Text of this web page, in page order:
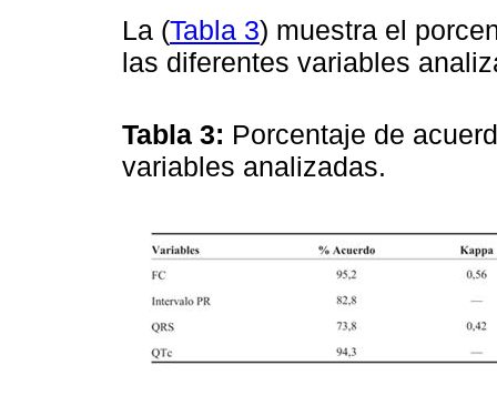
La (Tabla 3) muestra el
las diferentes variables
Tabla 3: Porcentaje de
variables analizadas.